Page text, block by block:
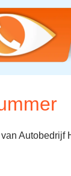
Autobedrijf